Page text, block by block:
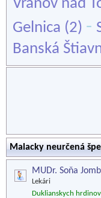
Vranov nad
Gelnica (2) -
Banská
Malacky neurčená
MUDr. Soňa
Lekári
Duklianskych